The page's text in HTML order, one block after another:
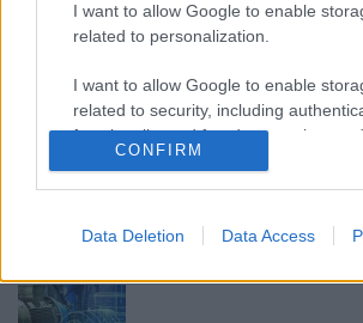
I want to allow Google to enable
related to personalization.
I want to allow Google to enable
related to security, including
functionality and fraud prevention, and
user protection.
CONFIRM
Data Deletion Data Access
Az FDA által
gerinc implantátumok
A Nano Dimension
bemutató Markforgedot